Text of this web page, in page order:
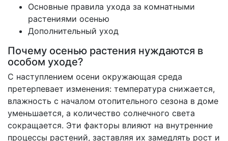
Основные правила ухода за комнатными
растениями осенью
Дополнительный уход
Почему осенью растения нуждаются в
особом уходе?
С наступлением осени окружающая среда
претерпевает изменения: температура снижается,
влажность с началом отопительного сезона в доме
уменьшается, а количество солнечного света
сокращается. Эти факторы влияют на внутренние
процессы растений, заставляя их замедлять рост и